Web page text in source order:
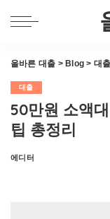
올바른 대출 > Blog > 대출
대출
50만원 소액
팁 총정리
Posted
에디터